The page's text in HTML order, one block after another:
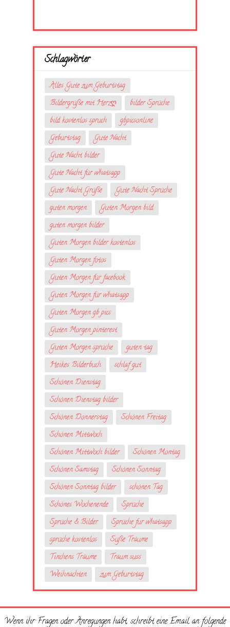
Schlagwörter
Alles Gute zum Geburtstag
Bildergrüße mit Herzღ
bilder Sprüche
bild kostenlos spruch
gbpicsonline
Geburtstag
Gute Nacht
Gute Nacht bilder
Gute Nacht für whatsapp
Gute Nacht Grüße
Gute Nacht Sprüche
guten morgen
Guten Morgen bild
guten morgen bilder
Guten Morgen bilder kostenlos
Guten Morgen fotos
Guten Morgen für facebook
Guten Morgen für whatsapp
Guten Morgen gb pics
Guten Morgen pinterest
Guten Morgen sprüche
guten tag
Heikes Bilderbuch
schlaf gut
Schönen Dienstag
Schönen Dienstag bilder
Schönen Donnerstag
Schönen Freitag
Schönen Mittwoch
Schönen Mittwoch bilder
Schönen Montag
Schönen Samstag
Schönen Sonntag
Schönen Sonntag bilder
schönen Tag
Schönes Wochenende
Sprüche
Sprüche & Bilder
Sprüche fur whatsapp
sprüche kostenlos
Süße Träume
Tinchens Träume
Traum suss
Weihnachten
zum Geburtstag
Wenn ihr Fragen oder Anregungen habt, schreibt eine Email an folgende